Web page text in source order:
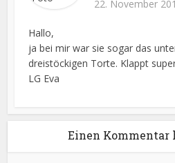
22. November
Hallo,
ja bei mir war sie sogar das
dreistöckigen Torte. Klappt
LG Eva
Einen Kommentar